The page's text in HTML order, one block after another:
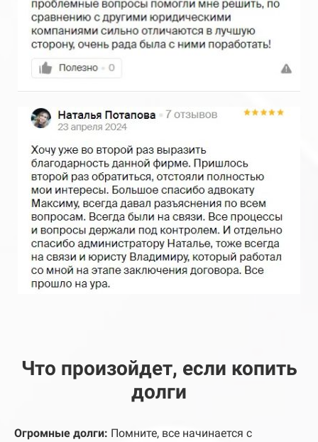
Что произойдет, если копить
долги
Огромные долги: Помните, все начинается с